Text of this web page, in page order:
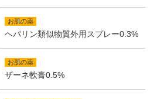
お肌の薬
ヘパリン類似物質外用スプレー0.3%
お肌の薬
ザーネ軟膏0.5%